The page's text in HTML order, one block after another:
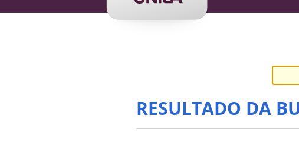
RESULTADO DA